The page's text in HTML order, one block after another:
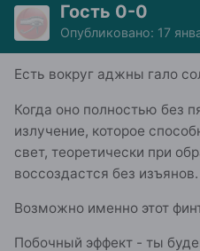
Гость 0-0
Опубликовано: 17
Есть вокруг аджны гало
Когда оно полностью без
излучение, которое
свет, теоретически при
воссоздастся без изъянов.
Возможно именно этот
Побочный эффект - ты